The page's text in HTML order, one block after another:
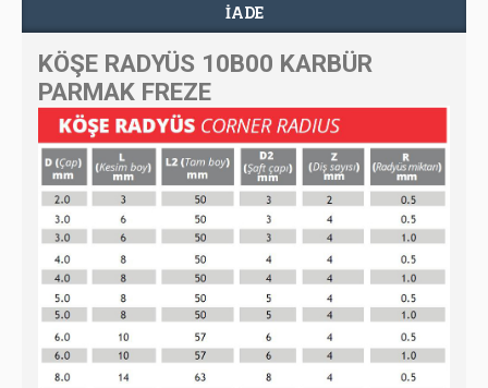
İADE
KÖŞE RADYÜS 10B00 KARBÜR
PARMAK FREZE